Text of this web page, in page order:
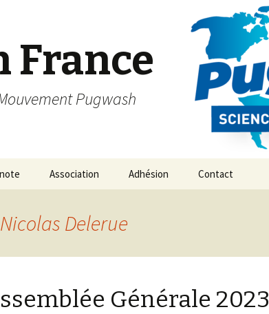
France
Pugwash
Association Adhésion Contact
Nicolas Delerue
Générale 2023